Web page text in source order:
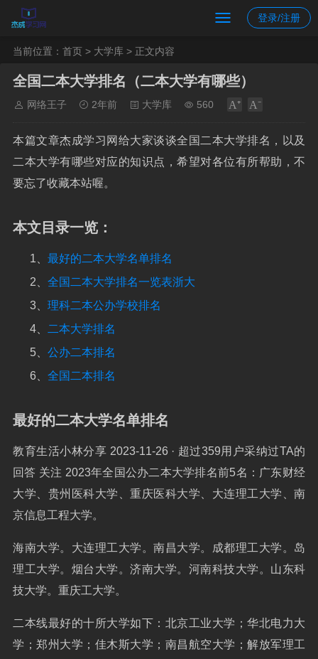
登录/注册
当前位置： 首页 > 大学库 > 正文内容
全国二本大学排名（二本大学有哪些）
网络王子 2年前 大学库 560
本篇文章杰成学习网给大家谈谈全国二本大学排名，以及
二本大学有哪些对应的知识点，希望对各位有所帮助，不
要忘了收藏本站喔。
本文目录一览：
1、 最好的二本大学名单排名
2、 全国二本大学排名一览表浙大
3、 理科二本公办学校排名
4、
二本大学排名
5、 公办二本排名
6、 全国二本排名
最好的二本大学名单排名
教育生活小林分享 2023-11-26 · 超过359用户采纳过TA的
回答 关注 2023年全国公办二本大学排名前5名：广东财经
大学、贵州医科大学、重庆医科大学、大连理工大学、南
京信息工程大学。
海南大学。大连理工大学。南昌大学。成都理工大学。岛
理工大学。烟台大学。济南大学。河南科技大学。山东科
技大学。重庆工大学。
二本线最好的十所大学如下：北京工业大学；华北电力大
学；郑州大学；佳木斯大学；南昌航空大学；解放军理工